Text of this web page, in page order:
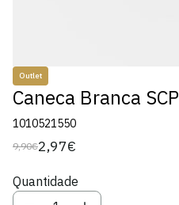
Outlet
Caneca Branca SCP
1010521550
Preço
9,90€
Preço
venda
2,97€
Quantidade